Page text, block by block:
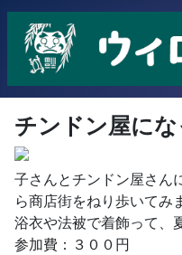
チンドン屋にな
子さんとチンドン屋さん
ら商店街をねり歩いてみ
浴衣や法被で着飾って、
参加費：３００円